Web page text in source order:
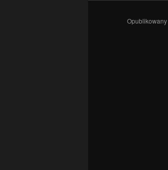
tekstu
Opublikowany